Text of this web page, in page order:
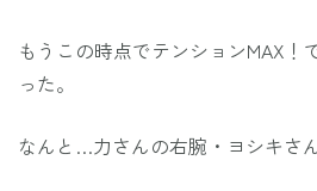
もうこの時点でテンションMAX！
った。
なんと…力さんの右腕・ヨシキさ